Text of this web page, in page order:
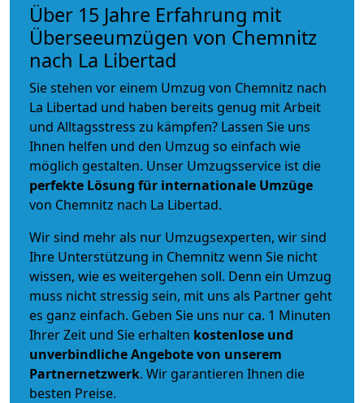
Über 15 Jahre Erfahrung mit
Überseeumzügen von Chemnitz
nach La Libertad
Sie stehen vor einem Umzug von Chemnitz nach
La Libertad und haben bereits genug mit Arbeit
und Alltagsstress zu kämpfen? Lassen Sie uns
Ihnen helfen und den Umzug so einfach wie
möglich gestalten. Unser Umzugsservice ist die
perfekte Lösung für internationale Umzüge
von Chemnitz nach La Libertad.
Wir sind mehr als nur Umzugsexperten, wir sind
Ihre Unterstützung in Chemnitz wenn Sie nicht
wissen, wie es weitergehen soll. Denn ein Umzug
muss nicht stressig sein, mit uns als Partner geht
es ganz einfach. Geben Sie uns nur ca. 1 Minuten
Ihrer Zeit und Sie erhalten kostenlose und
unverbindlicheAngebote von unserem
Partnernetzwerk. Wir garantieren Ihnen die
besten Preise.